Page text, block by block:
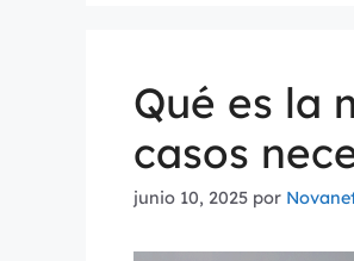
Qué es la
casos
junio 10, 2025 por